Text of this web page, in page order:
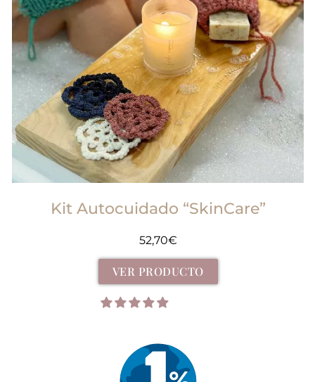
Kit Autocuidado “SkinCare”
52,70€
VER PRODUCTO